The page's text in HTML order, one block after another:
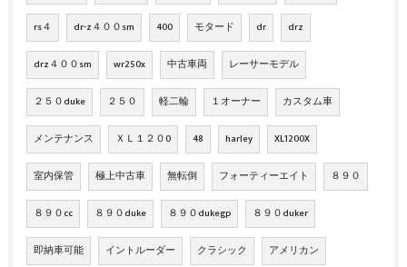
rs４ dr-z４００sm 400 モタード dr drz
drz４００sm wr250x 中古車両 レーサーモデル
２５０duke ２５０ 軽二輪 １オーナー カスタム車
メンテナンス ＸＬ１２０0 48 harley XL1200X
室内保管 極上中古車 無転倒 フォーティーエイト ８９０
８９０cc ８９０duke ８９０dukegp ８９０duker
即納車可能 イントルーダー クラシック アメリカン